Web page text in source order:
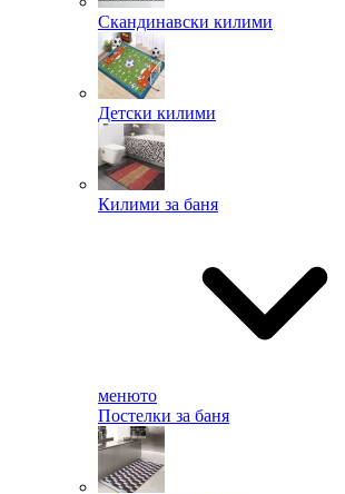
Скандинавски килими
Детски килими
Килими за баня
менюто
Постелки за баня